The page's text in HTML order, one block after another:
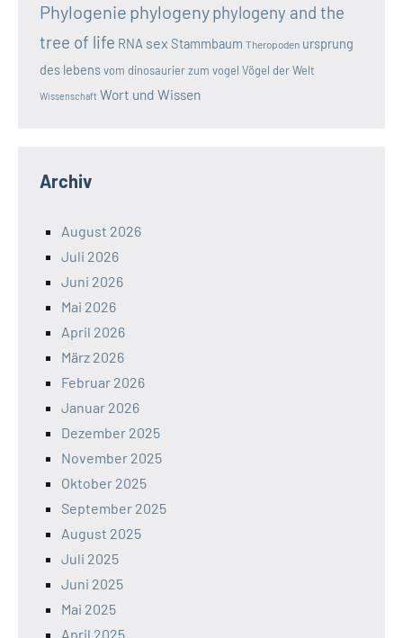
Phylogenie phylogenyphylogeny and the
tree of life RNA sex Stammbaum Theropoden ursprung
des lebensvom dinosaurier zum vogel Vögel der Welt
Wissenschaft Wort und Wissen
Archiv
August 2026
Juli 2026
Juni 2026
Mai 2026
April 2026
März 2026
Februar 2026
Januar 2026
Dezember 2025
November 2025
Oktober 2025
September 2025
August 2025
Juli 2025
Juni 2025
Mai 2025
April 2025